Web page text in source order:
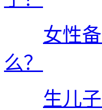
女性
么？
生儿